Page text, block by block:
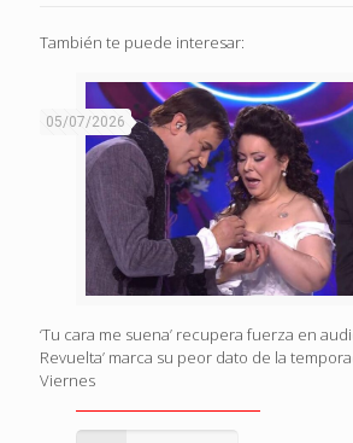
También te puede interesar:
05/07/2026
‘Tu cara me suena’ recupera fuerza en
Revuelta’ marca su peor dato de la
Viernes